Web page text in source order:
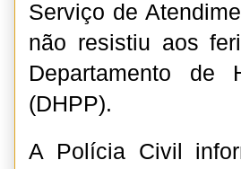
Serviço de
não resistiu aos
Departamento de
(DHPP).
A Polícia Civil